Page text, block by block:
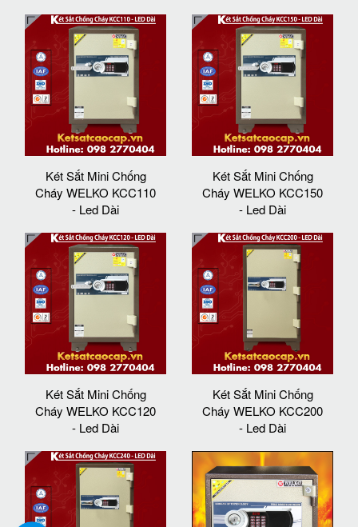
Két Sắt Mini Chống
Cháy WELKO KCC110
- Led Dài
Két Sắt Mini Chống
Cháy WELKO KCC150
- Led Dài
Két Sắt Mini Chống
Cháy WELKO KCC120
- Led Dài
Két Sắt Mini Chống
Cháy WELKO KCC200
- Led Dài